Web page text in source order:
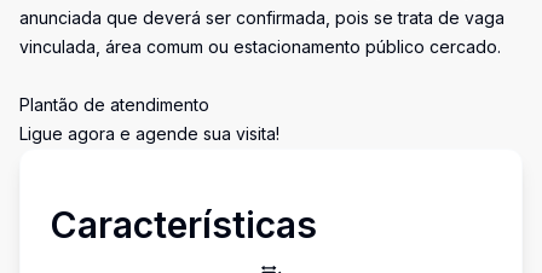
anunciada que deverá ser confirmada, pois se trata de vaga
vinculada, área comum ou estacionamento público cercado.
Plantão de atendimento
Ligue agora e agende sua visita!
Características